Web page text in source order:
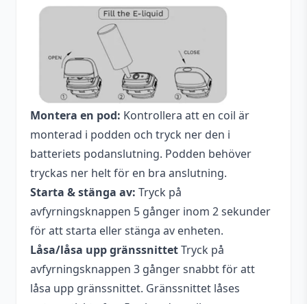
Montera en pod: Kontrollera att en coil är
monterad i podden och tryck ner den i
batteriets podanslutning. Podden behöver
tryckas ner helt för en bra anslutning.
Starta & stänga av: Tryck på
avfyrningsknappen 5 gånger inom 2 sekunder
för att starta eller stänga av enheten.
Låsa/låsa upp gränssnittetTryck på
avfyrningsknappen 3 gånger snabbt för att
låsa upp gränssnittet. Gränssnittet låses